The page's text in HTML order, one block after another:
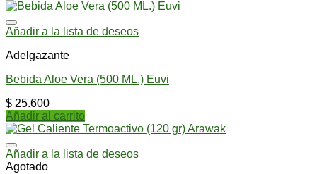
Añadir a la lista de deseos
Adelgazante
Bebida Aloe Vera (500 ML.) Euvi
$ 25.600
Añadir al carrito
Añadir a la lista de deseos
Agotado